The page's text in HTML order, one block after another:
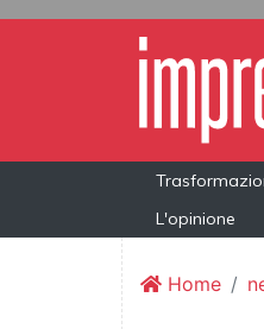
L'opinione
Home